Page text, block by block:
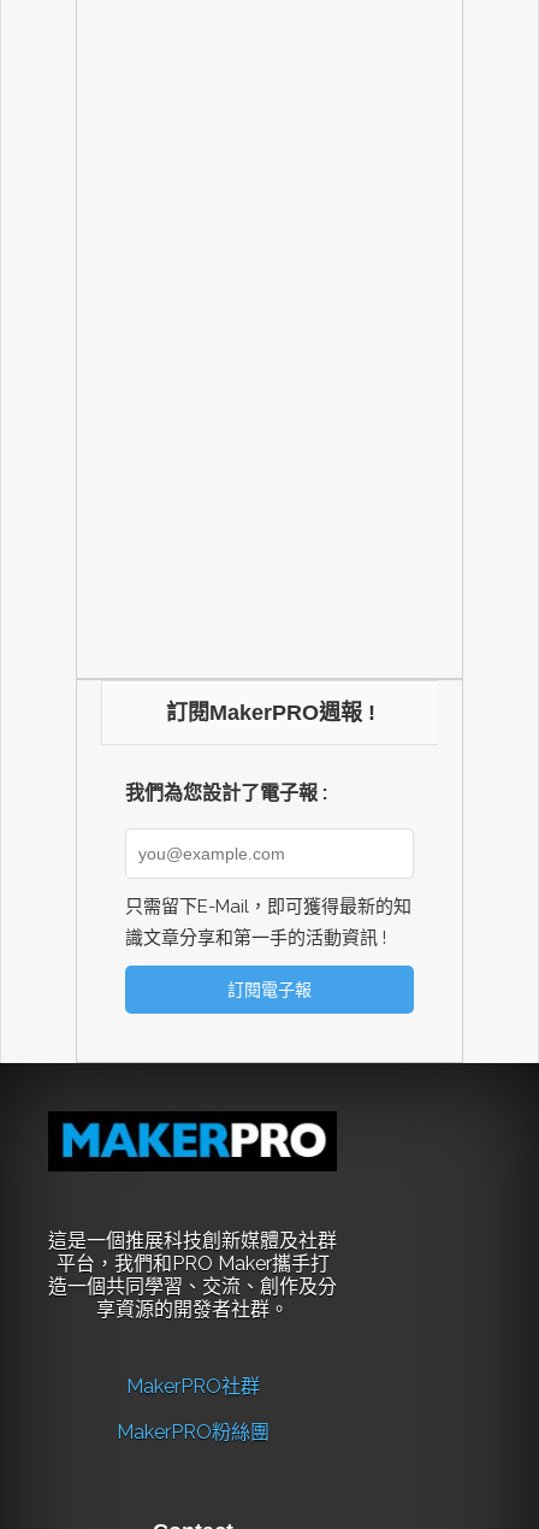
訂閱MakerPRO週報 !
我們為您設計了電子報 :
只需留下E-Mail，即可獲得最新的知
識文章分享和第一手的活動資訊 !
這是一個推展科技創新媒體及社群
平台，我們和PRO Maker攜手打
造一個共同學習、交流、創作及分
享資源的開發者社群。
MakerPRO社群
MakerPRO粉絲團